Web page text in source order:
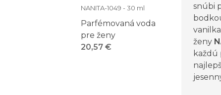
NANITA-1049 - 30 ml
Parfémovaná voda
pre ženy
20,57 €
snúbi
ženy
každú